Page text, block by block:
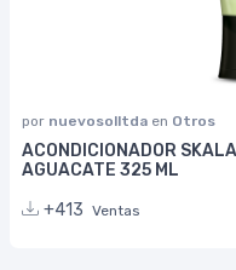
por nuevosolltda en Otros
ACONDICIONADOR
AGUACATE 325 ML
+413 Ventas